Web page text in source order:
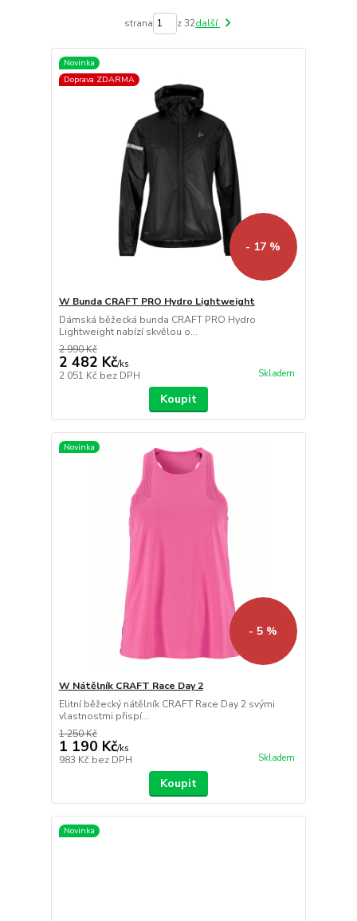
strana z 32další
Novinka
Doprava ZDARMA
- 17 %
W Bunda CRAFT PRO Hydro Lightweight
Dámská běžecká bunda CRAFT PRO Hydro
Lightweight nabízí skvělou o...
2 990 Kč
2 482 Kč/ks
2 051 Kč bez DPH Skladem
Koupit
Novinka
- 5 %
W Nátělník CRAFT Race Day 2
Elitní běžecký nátělník CRAFT Race Day 2 svými
vlastnostmi přispí...
1 250 Kč
1 190 Kč/ks
983 Kč bez DPH Skladem
Koupit
Novinka